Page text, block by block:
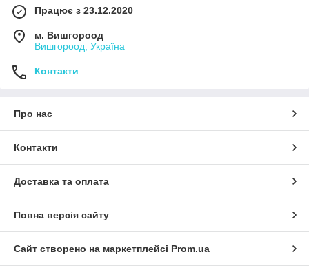
Працює з 23.12.2020
м. Вишгороод
Вишгороод, Україна
Контакти
Про нас
Контакти
Доставка та оплата
Повна версія сайту
Сайт створено на маркетплейсі Prom.ua